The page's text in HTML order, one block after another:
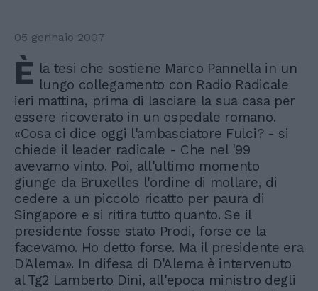
05 gennaio 2007
È la tesi che sostiene Marco Pannella in un
lungo collegamento con Radio Radicale
ieri mattina, prima di lasciare la sua casa per
essere ricoverato in un ospedale romano.
«Cosa ci dice oggi l'ambasciatore Fulci? - si
chiede il leader radicale - Che nel '99
avevamo vinto. Poi, all'ultimo momento
giunge da Bruxelles l'ordine di mollare, di
cedere a un piccolo ricatto per paura di
Singapore e si ritira tutto quanto. Se il
presidente fosse stato Prodi, forse ce la
facevamo. Ho detto forse. Ma il presidente era
D'Alema». In difesa di D'Alema è intervenuto
al Tg2 Lamberto Dini, all'epoca ministro degli